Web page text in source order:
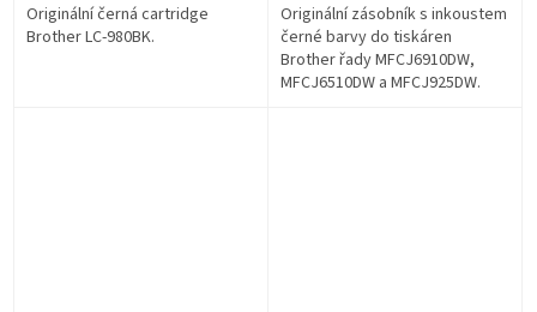
Originální černá cartridge
Brother LC-980BK.
Originální zásobník s inkoustem
černé barvy do tiskáren
Brother řady MFCJ6910DW,
MFCJ6510DW a MFCJ925DW.